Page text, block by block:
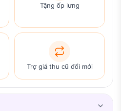
Tặng ốp lưng
Trợ giá thu cũ đổi mới